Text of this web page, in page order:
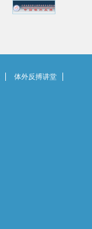
体外反搏讲堂